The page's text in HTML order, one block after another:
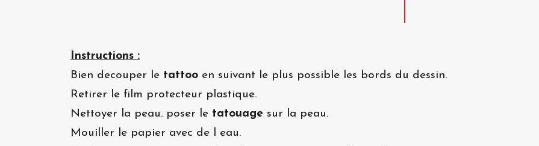
Instructions :
Bien decouper le tattoo en suivant le plus possible les bords du dessin.
Retirer le film protecteur plastique.
Nettoyer la peau. poser le tatouage sur la peau.
Mouiller le papier avec de l eau.